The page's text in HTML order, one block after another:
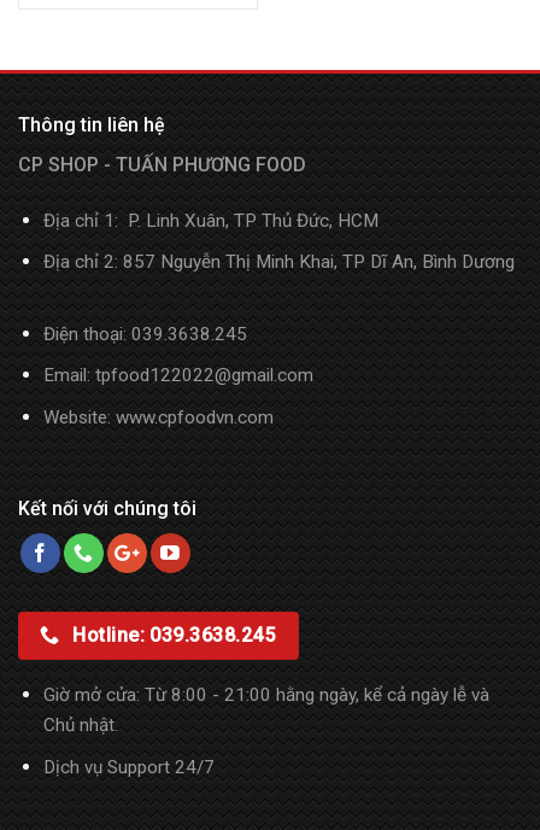
Thông tin liên hệ
CP SHOP - TUẤN PHƯƠNG FOOD
Địa chỉ 1: P. Linh Xuân, TP Thủ Đức, HCM
Địa chỉ 2: 857 Nguyễn Thị Minh Khai, TP Dĩ An, Bình Dương
Điện thoại:039.3638.245
Email: tpfood122022@gmail.com
Website: www.cpfoodvn.com
Kết nối với chúng tôi
Hotline: 039.3638.245
Giờ mở cửa: Từ 8:00 - 21:00 hằng ngày, kể cả ngày lễ và
Chủ nhật.
Dịch vụ Support 24/7